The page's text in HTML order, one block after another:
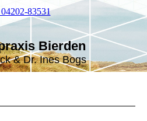
83531
Bierden
& Dr. Ines Bogs